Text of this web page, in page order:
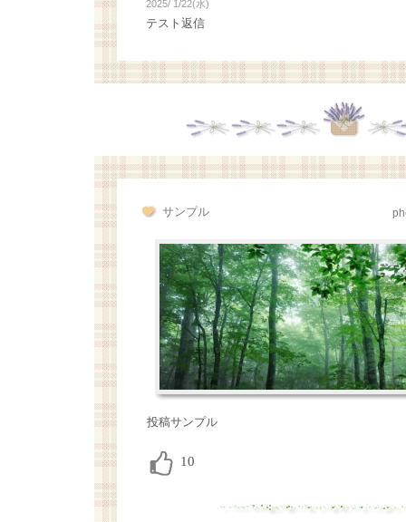
2025/ 1/22(水)
テスト返信
サンプル
投稿サンプル